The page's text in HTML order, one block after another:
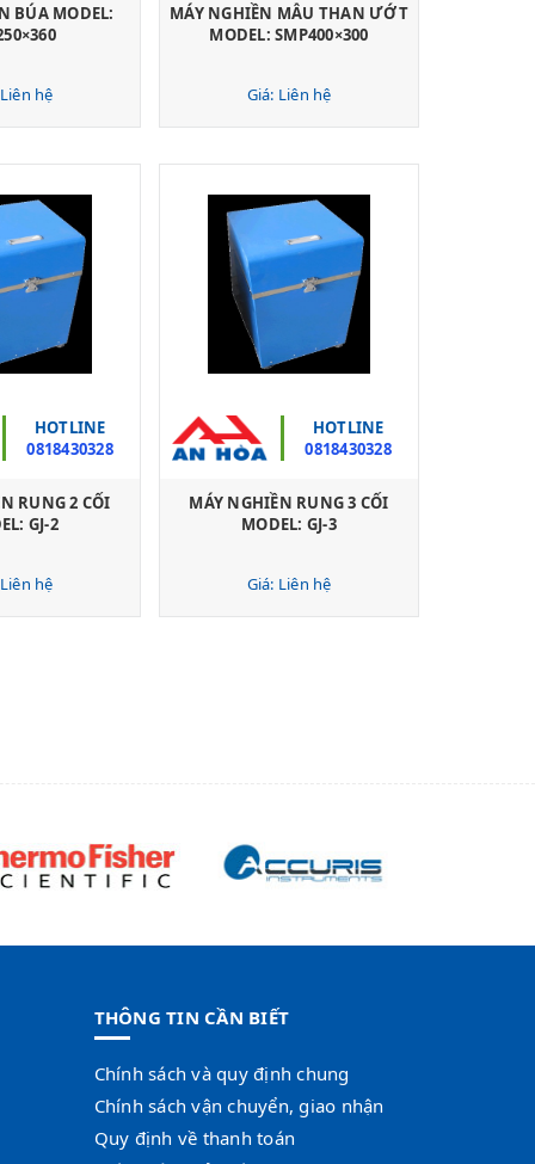
BÚA MODEL:
hệ
MÁY NGHIỀN MẪU THAN ƯỚT
MODEL: SMP400×300
Giá: Liên hệ
HOTLINE
0818430328
RUNG 2 CỐI
GJ-2
hệ
HOTLINE
0818430328
MÁY NGHIỀN RUNG 3 CỐI
MODEL: GJ-3
Giá: Liên hệ
THÔNG TIN CẦN BIẾT
Chính sách và quy định chung
Chính sách vận chuyển, giao nhận
Quy định về thanh toán